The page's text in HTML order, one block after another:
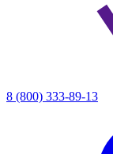
8 (800) 333-89-13